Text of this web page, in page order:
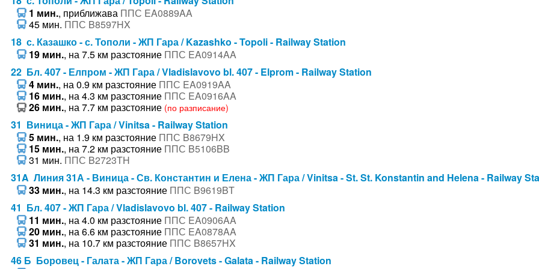
1 мин., приближава ППС EA0889AA
45 мин. ППС B8597HX
18 с. Казашко - с. Тополи - ЖП Гара / Kazashko - Topoli - Railway Station
19 мин., на 7.5 км разстояние ППС EA0914AA
22 Бл. 407 - Елпром - ЖП Гара / Vladislavovo bl. 407 - Elprom - Railway Station
4 мин., на 0.9 км разстояние ППС EA0919AA
16 мин., на 4.3 км разстояние ППС EA0916AA
26 мин., на 7.7 км разстояние (по разписание)
31 Виница - ЖП Гара / Vinitsa - Railway Station
5 мин., на 1.9 км разстояние ППС B8679HX
15 мин., на 7.2 км разстояние ППС B5106BB
31 мин. ППС B2723TH
31A Линия 31А - Виница - Св. Константин и Елена - ЖП Гара / Vinitsa - St. St. Konstantin and Helena - Railway
33 мин., на 14.3 км разстояние ППС B9619BT
41 Бл. 407 - ЖП Гара / Vladislavovo bl. 407 - Railway Station
11 мин., на 4.0 км разстояние ППС EA0906AA
20 мин., на 6.6 км разстояние ППС EA0878AA
31 мин., на 10.7 км разстояние ППС B8657HX
46 Б Боровец - Галата - ЖП Гара / Borovets - Galata - Railway Station